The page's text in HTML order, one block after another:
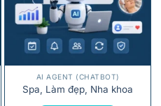
AI AGENT (CHATBOT)
Spa, Làm đẹp, Nha khoa